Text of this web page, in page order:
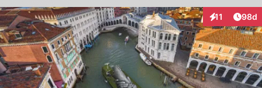
11
Interaktionen
98d